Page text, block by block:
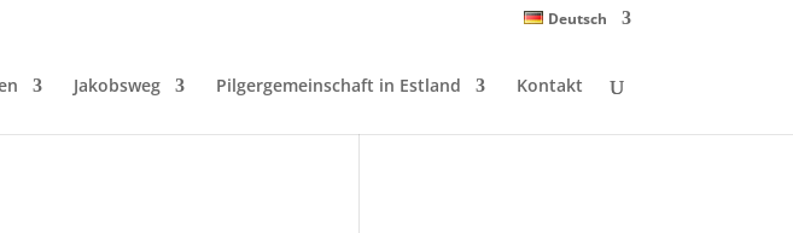
Deutsch
Jakobsweg Pilgergemeinschaft in Estland Kontakt